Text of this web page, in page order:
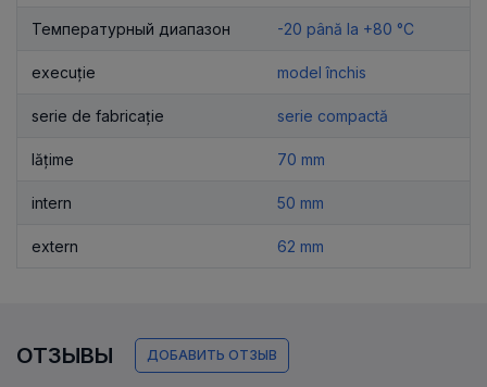
Температурный диапазон -20 până la +80 °C
execuție model închis
serie de fabricație serie compactă
lățime 70 mm
intern 50 mm
extern 62 mm
ОТЗЫВЫ ДОБАВИТЬ ОТЗЫВ